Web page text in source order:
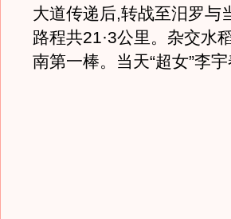
大道传递后,转战至汨罗与
路程共21·3公里。杂交水
南第一棒。当天“超女”李